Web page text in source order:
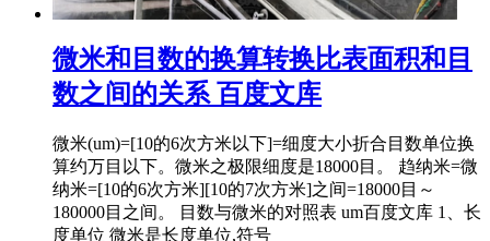
微米和目数的换算转换比表面积和目
数之间的关系 百度文库
微米(um)=[10的6次方米以下]=细度大小折合目数单位换
算约万目以下。微米之极限细度是18000目。 趋纳米=微
纳米=[10的6次方米][10的7次方米]之间=18000目～
180000目之间。 目数与微米的对照表 um百度文库 1、长
度单位 微米是长度单位,符号